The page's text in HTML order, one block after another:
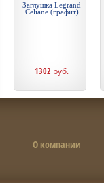
Заглушка Legrand
Celiane (графит)
1302 руб.
О компании